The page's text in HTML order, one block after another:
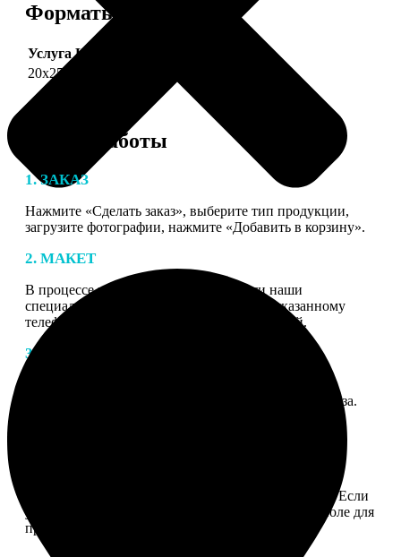
Форматы и цены
Услуга Цена, руб.
20х25
Этапы работы
1. ЗАКАЗ
Нажмите «Сделать заказ», выберите тип продукции,
загрузите фотографии, нажмите «Добавить в корзину».
2. МАКЕТ
В процессе подготовки заказа к печати наши
специалисты могут связаться с Вами по указанному
телефону или email для согласования деталей.
3. ИЗГОТОВЛЕНИЕ
получите подтверждение на email с описанием заказа.
Введите адрес и выберите способ доставки заказа. Если
у вас есть промокод, введите его в специальное поле для
промокода.